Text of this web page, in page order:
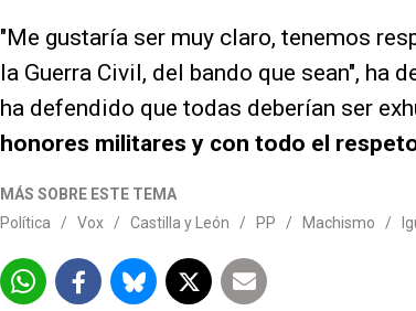
"Me gustaría ser muy claro, tenemos
la Guerra Civil, del bando que sean", ha
ha defendido que todas deberían ser
honores militares y con todo el
MÁS SOBRE ESTE TEMA
Política
/ Vox / Castilla y León / PP / Machismo /